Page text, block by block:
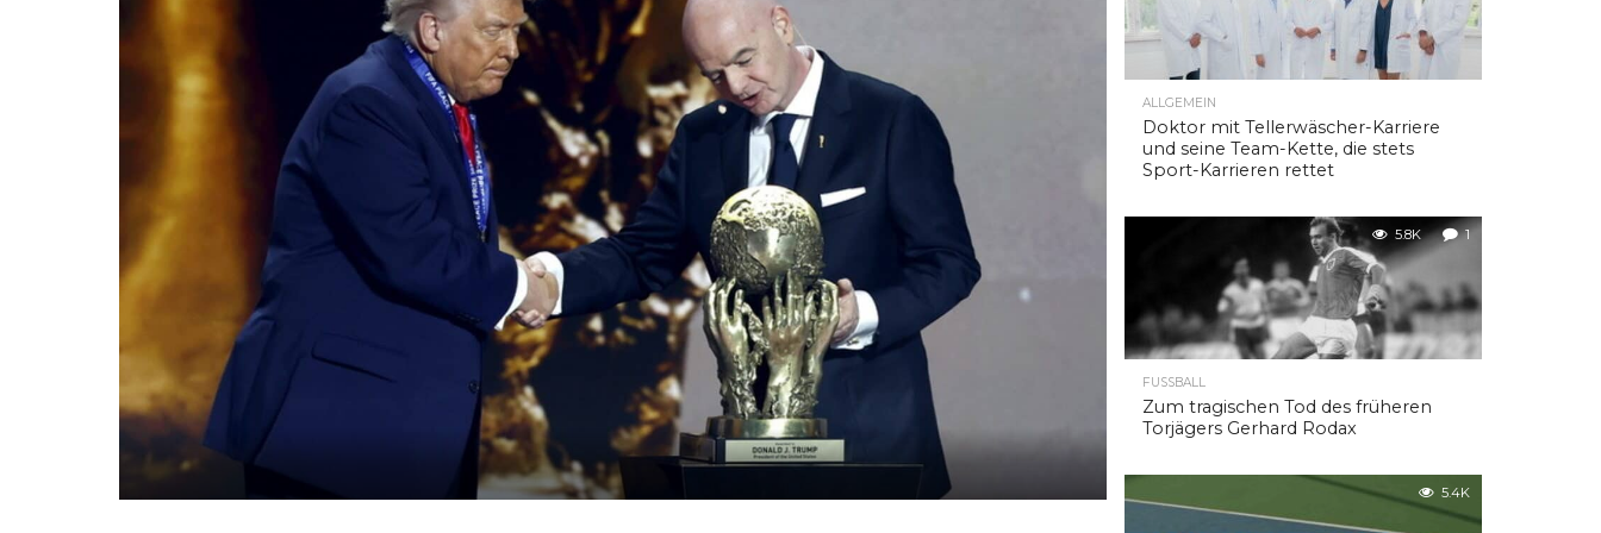
ALLGEMEIN
Doktor mit Tellerwäscher-Karriere
und seine Team-Kette, die stets
Sport-Karrieren rettet
5.8K 1
FUSSBALL
Zum tragischen Tod des früheren
Torjägers Gerhard Rodax
5.4K